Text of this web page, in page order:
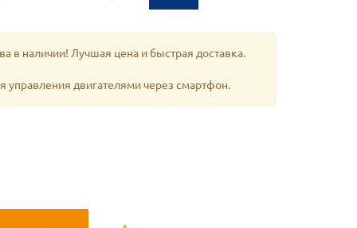
в наличии! Лучшая цена и быстрая доставка.
управления двигателями через смартфон.